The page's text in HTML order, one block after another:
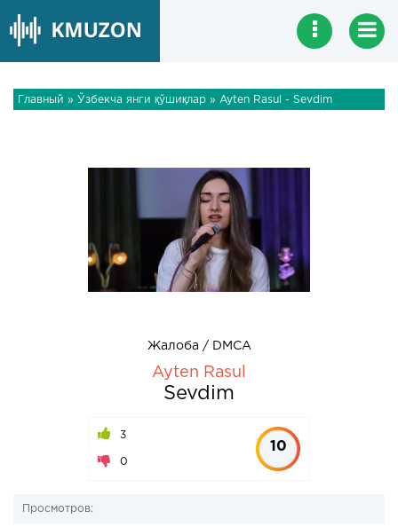
Главный » Ўзбекча янги қўшиқлар » Ayten Rasul - Sevdim
Жалоба / DMCA
Ayten Rasul
Sevdim
3
0
10
Просмотров: